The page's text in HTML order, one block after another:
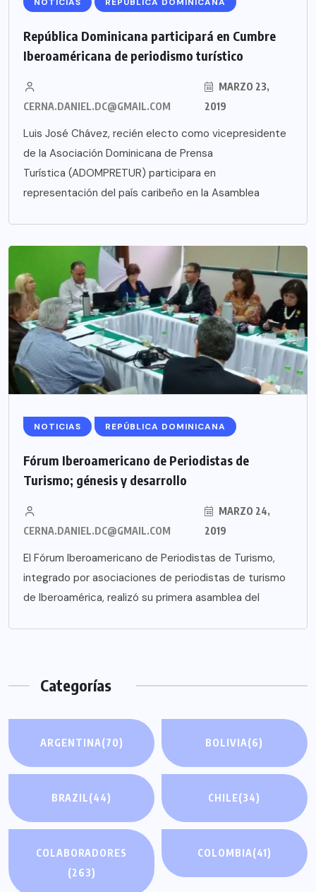
NOTICIAS REPÚBLICA DOMINICANA
República Dominicana participará en Cumbre
Iberoaméricana de periodismo turístico
CERNA.DANIEL.DC@GMAIL.COM
MARZO 23,
2019
Luis José Chávez, recién electo como vicepresidente
de la Asociación Dominicana de Prensa
Turística (ADOMPRETUR) participara en
representación del país caribeño en la Asamblea
NOTICIAS REPÚBLICA DOMINICANA
Fórum Iberoamericano de Periodistas de
Turismo; génesis y desarrollo
CERNA.DANIEL.DC@GMAIL.COM
MARZO 24,
2019
El Fórum Iberoamericano de Periodistas de Turismo,
integrado por asociaciones de periodistas de turismo
de Iberoamérica, realizó su primera asamblea del
Categorías
ARGENTINA(70) BOLIVIA(6)
BRAZIL(44) CHILE(34)
COLABORADORES
(263)
COLOMBIA(41)